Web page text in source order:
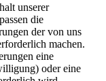
unserer
die
der von uns
machen.
eine
oder eine